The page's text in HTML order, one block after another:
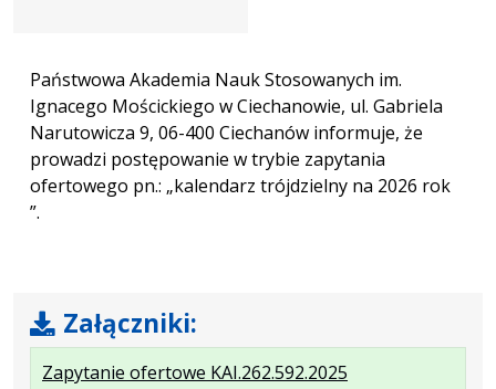
Państwowa Akademia Nauk Stosowanych im.
Ignacego Mościckiego w Ciechanowie, ul. Gabriela
Narutowicza 9, 06-400 Ciechanów informuje, że
prowadzi postępowanie w trybie zapytania
ofertowego pn.: „kalendarz trójdzielny na 2026 rok
”.
Załączniki:
Zapytanie ofertowe KAI.262.592.2025